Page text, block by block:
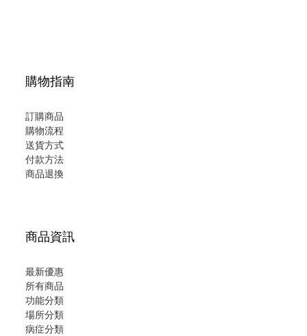
購物指南
訂購商品
購物流程
送貨方式
付款方法
商品退換
商品資訊
最新優惠
所有商品
功能分類
場所分類
病症分類